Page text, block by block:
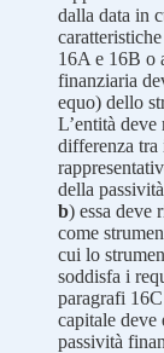
dalla data in
16A e 16B o
finanziaria
equo) dello
L’entità
differenza
della
b) essa deve
come
cui lo
soddisfa i
paragrafi
capitale deve
passività